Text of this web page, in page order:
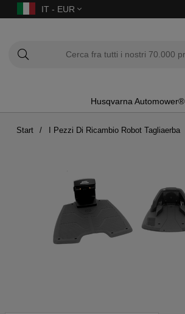
IT - EUR
Husqvarna Automower®
Start I Pezzi Di Ricambio Robot Tagliaerba